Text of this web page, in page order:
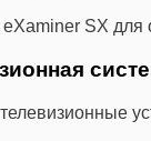
eXaminer SX